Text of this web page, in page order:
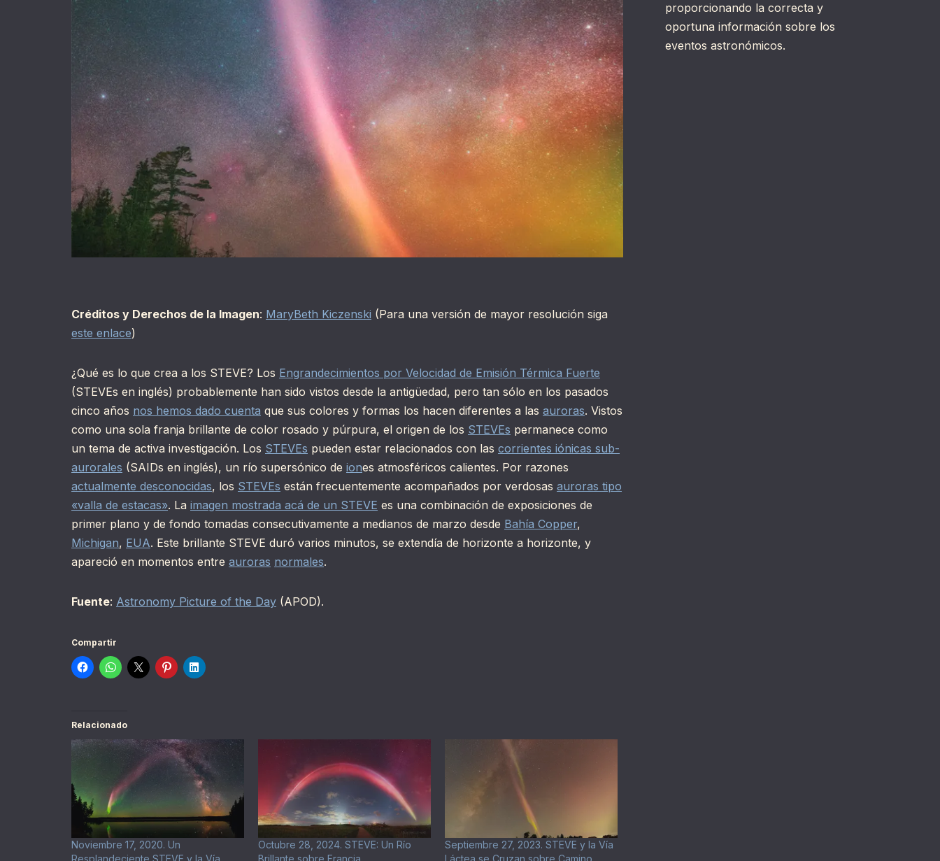
Créditos y Derechos de la Imagen: MaryBeth Kiczenski (Para una versión de mayor resolución siga
este enlace)
¿Qué es lo que crea a los STEVE? Los Engrandecimientos por Velocidad de Emisión Térmica Fuerte
(STEVEs en inglés) probablemente han sido vistos desde la antigüedad, pero tan sólo en los pasados
cinco años nos hemos dado cuenta que sus colores y formas los hacen diferentes a las auroras. Vistos
como una sola franja brillante de color rosado y púrpura, el origen de los STEVEs permanece como
un tema de activa investigación. Los STEVEs pueden estar relacionados con las corrientes iónicas sub-
aurorales (SAIDs en inglés), un río supersónico de iones atmosféricos calientes. Por razones
actualmente desconocidas, los STEVEs están frecuentemente acompañados por verdosas auroras tipo
«valla de estacas». La imagen mostrada acá de un STEVE es una combinación de exposiciones de
primer plano y de fondo tomadas consecutivamente a medianos de marzo desde Bahía Copper,
Michigan, EUA. Este brillante STEVE duró varios minutos, se extendía de horizonte a horizonte, y
apareció en momentos entre auroras normales.
Fuente: Astronomy Picture of the Day (APOD).
Compartir
Relacionado
Noviembre 17, 2020. Un
Octubre 28, 2024. STEVE: Un Río
Septiembre 27, 2023. STEVE y la Vía
proporcionando la correcta y
oportuna información sobre los
eventos astronómicos.